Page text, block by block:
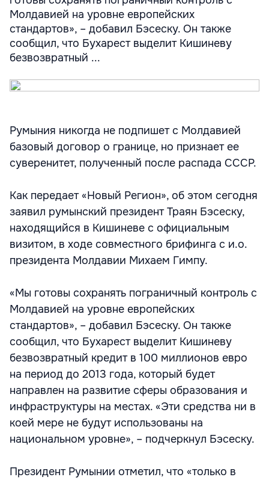
Молдавией на уровне европейских
стандартов», – добавил Бэсеску. Он также
сообщил, что Бухарест выделит Кишиневу
безвозвратный ...
Румыния никогда не подпишет с Молдавией
базовый договор о границе, но признает ее
суверенитет, полученный после распада СССР.
Как передает «Новый Регион», об этом сегодня
заявил румынский президент Траян Бэсеску,
находящийся в Кишиневе с официальным
визитом, в ходе совместного брифинга с и.о.
президента Молдавии Михаем Гимпу.
«Мы готовы сохранять пограничный контроль с
Молдавией на уровне европейских
стандартов», – добавил Бэсеску. Он также
сообщил, что Бухарест выделит Кишиневу
безвозвратный кредит в 100 миллионов евро
на период до 2013 года, который будет
направлен на развитие сферы образования и
инфраструктуры на местах. «Эти средства ни в
коей мере не будут использованы на
национальном уровне», – подчеркнул Бэсеску.
Президент Румынии отметил, что «только в